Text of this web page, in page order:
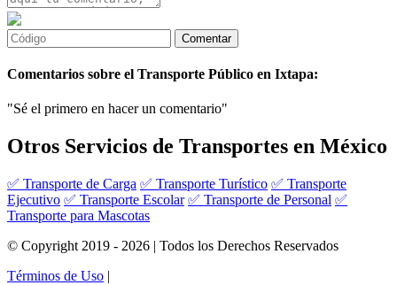
Comentarios sobre el Transporte Público en Ixtapa:
"Sé el primero en hacer un comentario"
Otros Servicios de Transportes en México
✅ Transporte de Carga ✅ Transporte Turístico ✅ Transporte
Ejecutivo ✅ Transporte Escolar ✅ Transporte de Personal ✅
Transporte para Mascotas
© Copyright 2019 - 2026 | Todos los Derechos Reservados
Términos de Uso |